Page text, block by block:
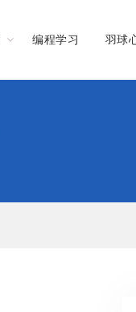
编程学习 羽球